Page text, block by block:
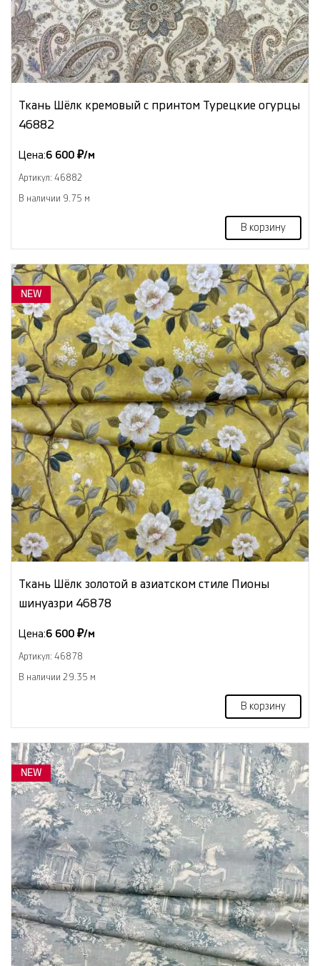
Ткань Шёлк кремовый с принтом Турецкие огурцы
46882
Цена:6 600 ₽/м
Артикул: 46882
В наличии 9.75 м
В корзину
NEW
Ткань Шёлк золотой в азиатском стиле Пионы
шинуазри 46878
Цена:6 600 ₽/м
Артикул: 46878
В наличии 29.35 м
В корзину
NEW